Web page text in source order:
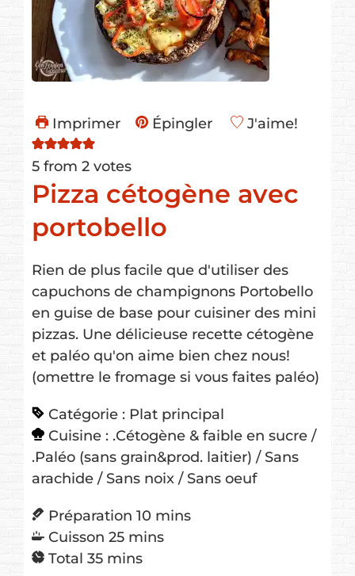
Imprimer Épingler J'aime!
5 from 2 votes
Pizza cétogène avec
portobello
Rien de plus facile que d'utiliser des
capuchons de champignons Portobello
en guise de base pour cuisiner des mini
pizzas. Une délicieuse recette cétogène
et paléo qu'on aime bien chez nous!
(omettre le fromage si vous faites paléo)
Catégorie : Plat principal
Cuisine : .Cétogène & faible en sucre /
.Paléo (sans grain&prod. laitier) / Sans
arachide / Sans noix / Sans oeuf
Préparation 10minutes
mins
Cuisson 25minutes
mins
Total 35minutes
mins